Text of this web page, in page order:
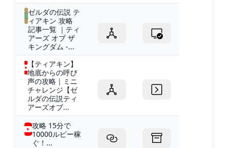
ゼルダの伝説 テ
ィアキン 攻略
記事一覧 ｜ティ
アーズ オブ ザ
キングダム -...
【ティアキン】
地底からの呼び
声の攻略｜ミニ
チャレンジ【ゼ
ルダの伝説ティ
アーズオブ...
攻略 15分で
10000ルピー稼
ぐ！...